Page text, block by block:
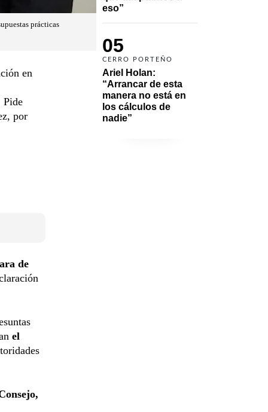
eso”
05
CERRO PORTEÑO
Ariel Holan:
“Arrancar de esta
manera no está en
los cálculos de
nadie”
prácticas
en
Pide
por
de
el